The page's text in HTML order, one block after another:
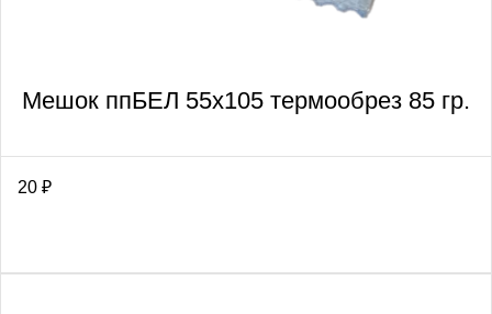
Мешок ппБЕЛ 55х105 термообрез 85 гр.
20 ₽